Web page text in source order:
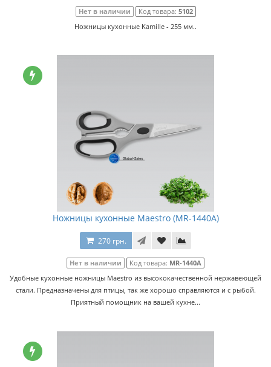
Нет в наличии Код товара: 5102
Ножницы кухонные Kamille - 255 мм..
Ножницы кухонные Maestro (MR-1440A)
270 грн.
Нет в наличии Код товара: MR-1440A
Удобные кухонные ножницы Maestro из высококачественной нержавеющей
стали. Предназначены для птицы, так же хорошо справляются и с рыбой.
Приятный помощник на вашей кухне...